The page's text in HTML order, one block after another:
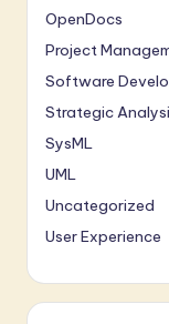
OpenDocs
Project
Software
Strategic
SysML
UML
Uncategorized
User Experience